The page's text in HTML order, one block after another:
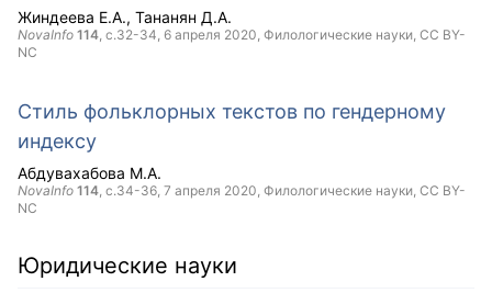
Жиндеева Е.А. Тананян Д.А.
NovaInfo 114, с.32-34, 6 апреля 2020, Филологические науки, CC BY-
NC
Стиль фольклорных текстов по гендерному
индексу
Абдувахабова М.А.
NovaInfo 114, с.34-36, 7 апреля 2020, Филологические науки, CC BY-
NC
Юридические науки